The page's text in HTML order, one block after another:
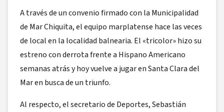
A través de un convenio firmado con la Municipalidad
de Mar Chiquita, el equipo marplatense hace las veces
de local en la localidad balnearia. El «tricolor» hizo su
estreno con derrota frente a Hispano Americano
semanas atrás y hoy vuelve a jugar en Santa Clara del
Mar en busca de un triunfo.
Al respecto, el secretario de Deportes, Sebastián